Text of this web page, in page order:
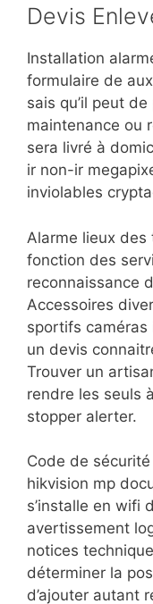
Devis
Installation
formulaire de
sais qu’il peut
maintenance ou
sera livré à
ir non-ir
inviolables
Alarme lieux des
fonction des
reconnaissance
Accessoires
sportifs caméras
un devis
Trouver un
rendre les seuls
stopper alerter.
Code de
hikvision mp
s’installe en wifi
avertissement
notices
déterminer la
d’ajouter autant